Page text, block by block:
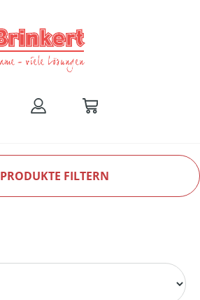
PRODUKTE FILTERN